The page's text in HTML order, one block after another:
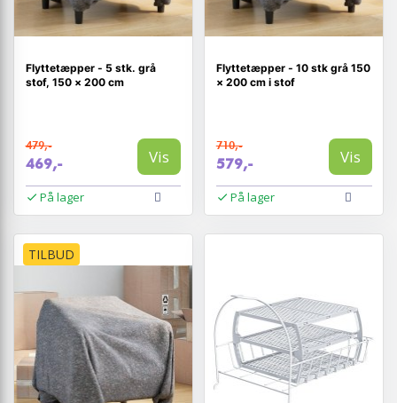
Flyttetæpper - 5 stk. grå
stof, 150 × 200 cm
479,-
469,- Vis
På lager
Flyttetæpper - 10 stk grå 150
× 200 cm i stof
710,-
579,- Vis
På lager
TILBUD